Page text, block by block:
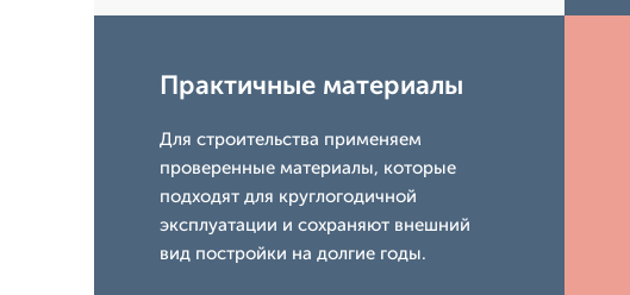
Практичные материалы
Для строительства применяем
проверенные материалы, которые
подходят для круглогодичной
эксплуатации и сохраняют внешний
вид постройки на долгие годы.